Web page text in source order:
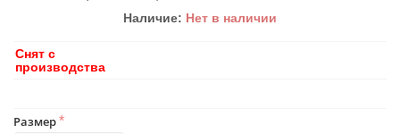
Наличие: Нет в наличии
Снят с
производства
Размер*